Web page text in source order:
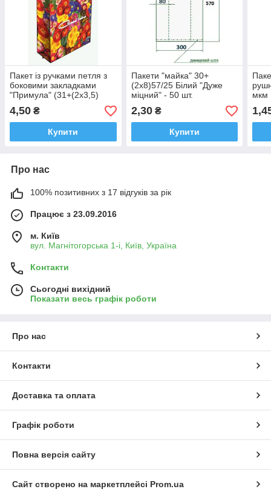
Пакет із ручками петля з
боковими закладками
"Примула" (31+(2х3,5)
х40) 80мкм 25 шт./
паковання
4,50 ₴
Купити
Пакети "майка" 30+
(2х8)57/25 Білий "Дуже
міцний" - 50 шт.
2,30₴
Купити
мкм
Про нас
100% позитивних з 17 відгуків за рік
Працює з 23.09.2016
м. Київ
вул. Магнітогорська 1-і, Київ, Україна
Контакти
Сьогодні вихідний
Показати весь графік роботи
Про нас
Контакти
Доставка та оплата
Графік роботи
Повна версія сайту
Сайт створено на маркетплейсі Prom.ua